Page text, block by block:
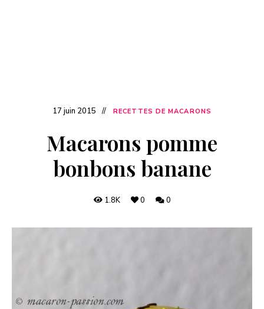
17 juin 2015 RECETTES DE MACARONS
Macarons pomme
bonbons banane
1.8K 0 0